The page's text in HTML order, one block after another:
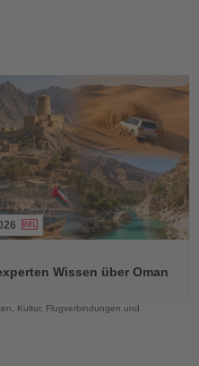
Wissen über Oman
Kultur, Flugverbindungen und